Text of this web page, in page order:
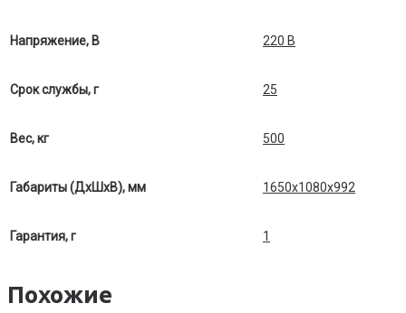
Напряжение, В 220 В
Срок службы, г 25
Вес, кг 500
Габариты (ДхШхВ), мм 1650х1080х992
Гарантия, г 1
Похожие